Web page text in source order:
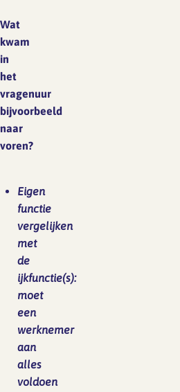
Wat
kwam
in
het
vragenuur
bijvoorbeeld
naar
voren?
Eigen
functie
vergelijken
met
de
ijkfunctie(s):
moet
een
werknemer
aan
alles
voldoen